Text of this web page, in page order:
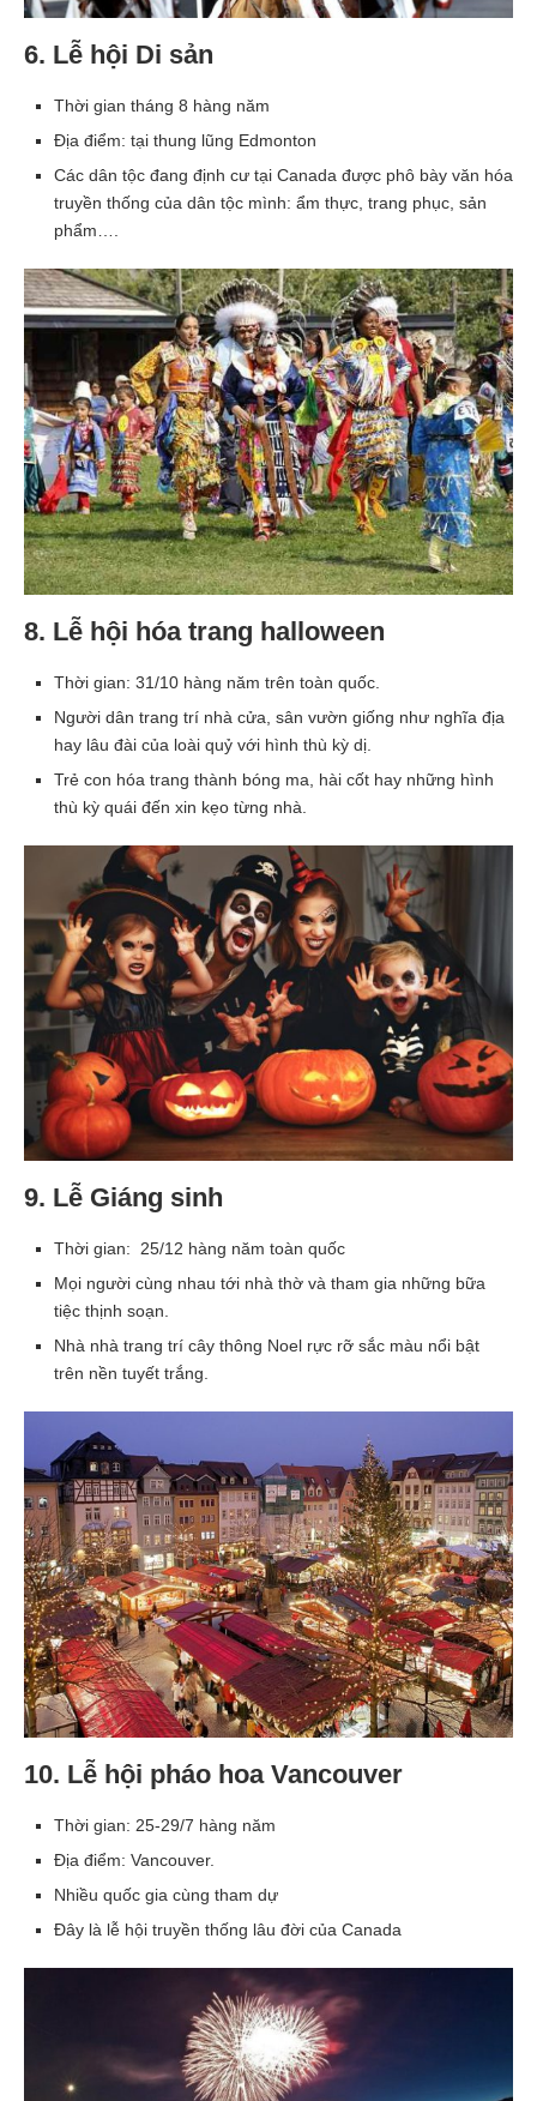
6. Lễ hội Di sản
Thời gian tháng 8 hàng năm
Địa điểm: tại thung lũng Edmonton
Các dân tộc đang định cư tại Canada được phô bày văn hóa
truyền thống của dân tộc mình: ẩm thực, trang phục, sản
phẩm….
8. Lễ hội hóa trang halloween
Thời gian: 31/10 hàng năm trên toàn quốc.
Người dân trang trí nhà cửa, sân vườn giống như nghĩa địa
hay lâu đài của loài quỷ với hình thù kỳ dị.
Trẻ con hóa trang thành bóng ma, hài cốt hay những hình
thù kỳ quái đến xin kẹo từng nhà.
9. Lễ Giáng sinh
Thời gian: 25/12 hàng năm toàn quốc
Mọi người cùng nhau tới nhà thờ và tham gia những bữa
tiệc thịnh soạn.
Nhà nhà trang trí cây thông Noel rực rỡ sắc màu nổi bật
trên nền tuyết trắng.
10. Lễ hội pháo hoa Vancouver
Thời gian: 25-29/7 hàng năm
Địa điểm: Vancouver.
Nhiều quốc gia cùng tham dự
Đây là lễ hội truyền thống lâu đời của Canada